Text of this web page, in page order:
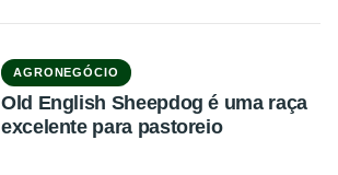
AGRONEGÓCIO
Old English Sheepdog é uma raça
excelente para pastoreio